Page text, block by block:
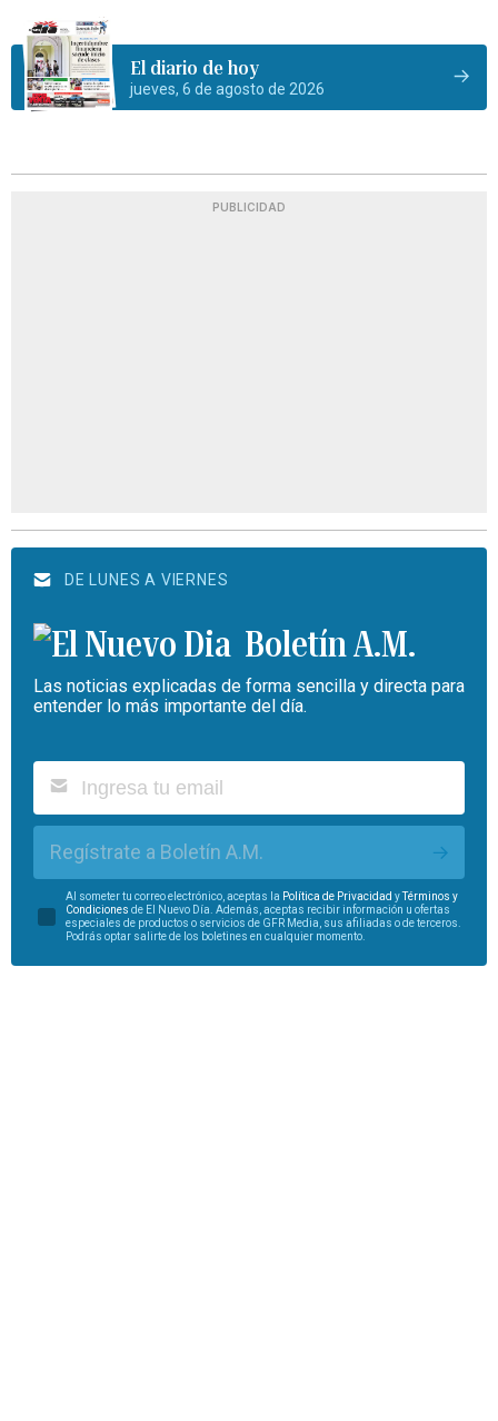
El diario de hoy
jueves, 6 de agosto de 2026
PUBLICIDAD
DE LUNES A VIERNES
Boletín A.M.
Las noticias explicadas de forma sencilla y directa para
entender lo más importante del día.
Regístrate a Boletín A.M.
Al someter tu correo electrónico, aceptas la Política de Privacidad y
Términos y
Condiciones de El Nuevo Día. Además, aceptas recibir información u ofertas
especiales de productos o servicios de GFR Media, sus afiliadas o de terceros.
Podrás optar salirte de los boletines en cualquier momento.